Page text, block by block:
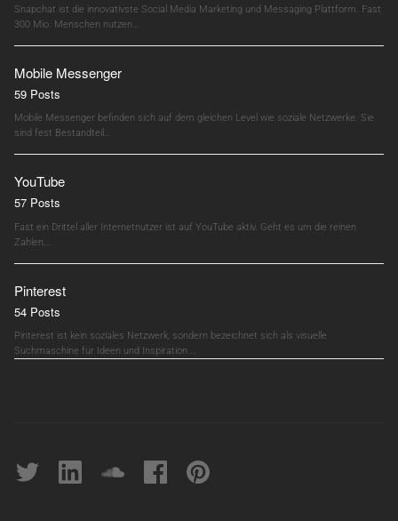
Snapchat ist die innovativste Social Media Marketing und Messaging Plattform. Fast
300 Mio. Menschen nutzen…
Mobile Messenger
59 Posts
Mobile Messenger befinden sich auf dem gleichen Level wie soziale Netzwerke. Sie
sind fest Bestandteil…
YouTube
57 Posts
Fast ein Drittel aller Internetnutzer ist auf YouTube aktiv. Geht es um die reinen
Zahlen,…
Pinterest
54 Posts
Pinterest ist kein soziales Netzwerk, sondern bezeichnet sich als visuelle
Suchmaschine für Ideen und Inspiration.…
Twitter linkedin soundcloudFacebookpinterest